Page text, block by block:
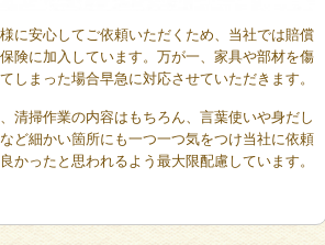
に安心してご依頼いただくため、当社では賠償
険に加入しています。万が一、家具や部材を傷
しまった場合早急に対応させていただきます。
清掃作業の内容はもちろん、言葉使いや身だし
ど細かい箇所にも一つ一つ気をつけ当社に依頼
かったと思われるよう最大限配慮しています。